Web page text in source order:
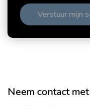
Neem contact